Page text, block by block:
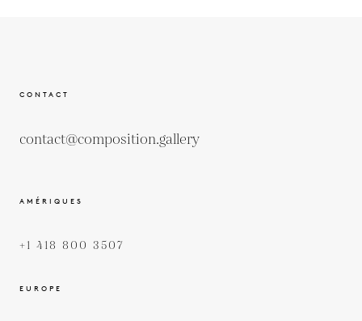
CONTACT
contact@composition.gallery
AMÉRIQUES
+1 418 800 3507
EUROPE